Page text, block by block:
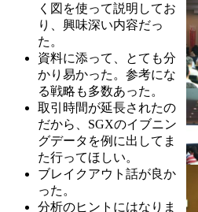
く図を使って説明してお
り、興味深い内容だっ
た。
資料に添って、とても分
かり易かった。参考にな
る戦略も多数あった。
取引時間が延長されたの
だから、SGXのイブニン
グデータを例に出してま
た行ってほしい。
ブレイクアウト話が良か
った。
分析のヒントにはなりま